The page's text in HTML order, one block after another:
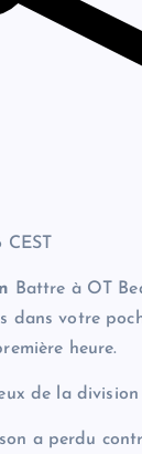
CEST
Battre à OT
dans votre
heure.
de la division
a perdu